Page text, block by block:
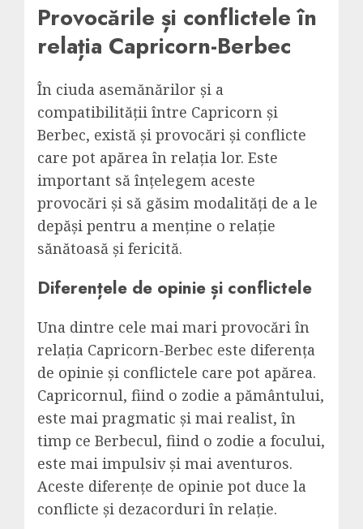
Provocările și conflictele în
relația Capricorn-Berbec
În ciuda asemănărilor și a
compatibilității între Capricorn și
Berbec, există și provocări și conflicte
care pot apărea în relația lor. Este
important să înțelegem aceste
provocări și să găsim modalități de a le
depăși pentru a menține o relație
sănătoasă și fericită.
Diferențele de opinie și conflictele
Una dintre cele mai mari provocări în
relația Capricorn-Berbec este diferența
de opinie și conflictele care pot apărea.
Capricornul, fiind o zodie a pământului,
este mai pragmatic și mai realist, în
timp ce Berbecul, fiind o zodie a focului,
este mai impulsiv și mai aventuros.
Aceste diferențe de opinie pot duce la
conflicte și dezacorduri în relație.